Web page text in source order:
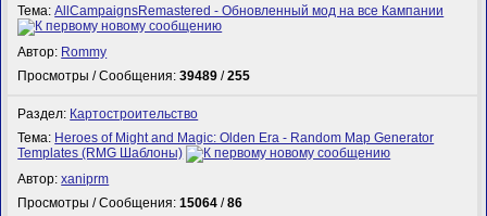
Тема:AllCampaignsRemastered - Обновленный мод на все Кампании
Автор: Rommy
Просмотры / Сообщения:39489 /255
Раздел: Картостроительство
Тема: Heroes of Might and Magic: Olden Era - Random Map Generator
Templates (RMG Шаблоны)
Автор:xaniprm
Просмотры / Сообщения:15064 /86